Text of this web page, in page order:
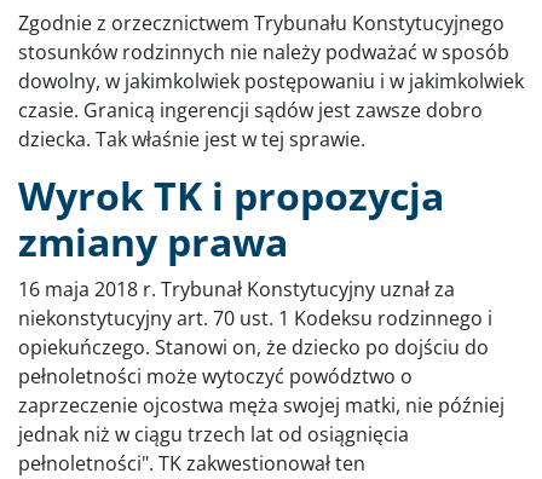
Zgodnie z orzecznictwem Trybunału Konstytucyjnego
stosunków rodzinnych nie należy podważać w sposób
dowolny, w jakimkolwiek postępowaniu i w jakimkolwiek
czasie. Granicą ingerencji sądów jest zawsze dobro
dziecka. Tak właśnie jest w tej sprawie.
Wyrok TK i propozycja
zmiany prawa
16 maja 2018 r. Trybunał Konstytucyjny uznał za
niekonstytucyjny art. 70 ust. 1 Kodeksu rodzinnego i
opiekuńczego. Stanowi on, że dziecko po dojściu do
pełnoletności może wytoczyć powództwo o
zaprzeczenie ojcostwa męża swojej matki, nie później
jednak niż w ciągu trzech lat od osiągnięcia
pełnoletności". TK zakwestionował ten